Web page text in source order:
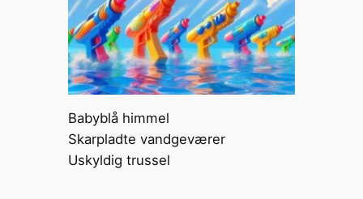
Babyblå himmel
Skarpladte vandgeværer
Uskyldig trussel